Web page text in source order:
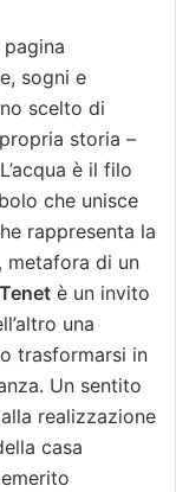
pagina
sogni e
scelto di
storia –
è il filo
che unisce
rappresenta la
metafora di un
Tenet è un invito
una
trasformarsi in
Un sentito
realizzazione
casa